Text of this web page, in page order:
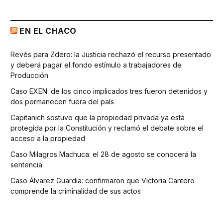
EN EL CHACO
Revés para Zdero: la Justicia rechazó el recurso presentado
y deberá pagar el fondo estímulo a trabajadores de
Producción
Caso EXEN: de los cinco implicados tres fueron detenidos y
dos permanecen fuera del país
Capitanich sostuvo que la propiedad privada ya está
protegida por la Constitución y reclamó el debate sobre el
acceso a la propiedad
Caso Milagros Machuca: el 28 de agosto se conocerá la
sentencia
Caso Álvarez Guardia: confirmaron que Victoria Cantero
comprende la criminalidad de sus actos